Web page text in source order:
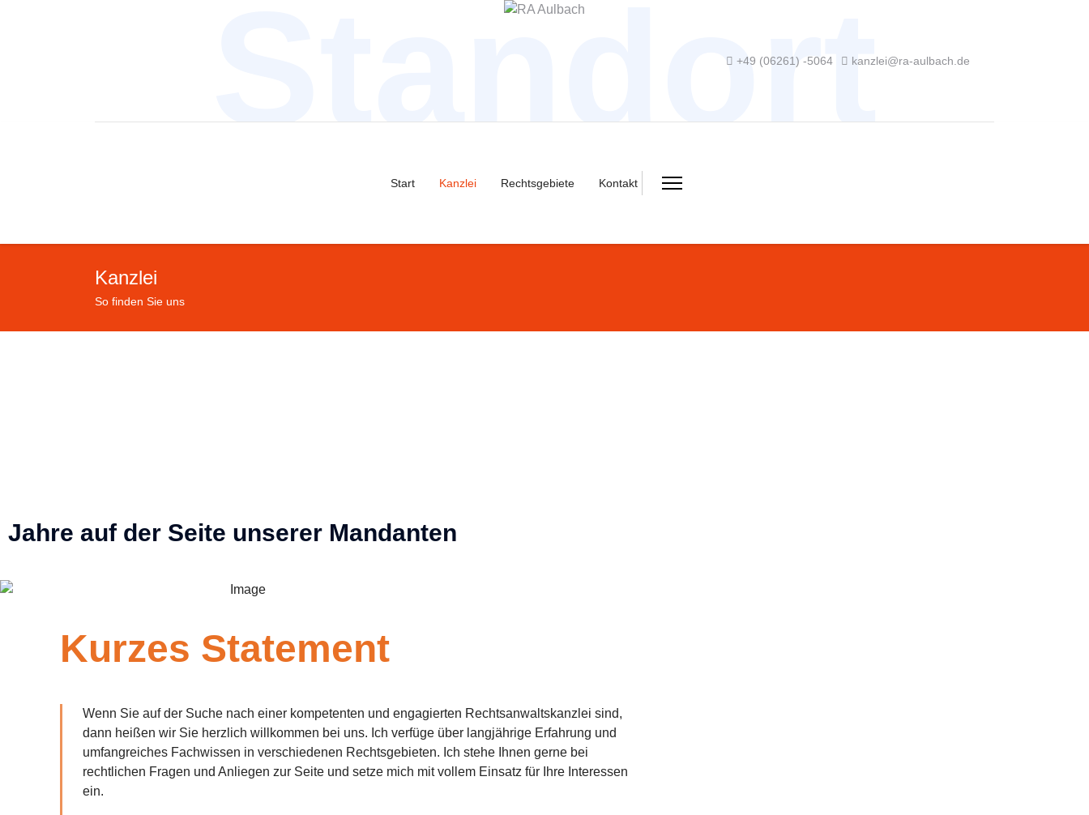
+49 (06261) -5064 kanzlei@ra-aulbach.de
Start Kanzlei Rechtsgebiete Kontakt
Kanzlei
So finden Sie uns
Jahre auf der Seite unserer Mandanten
Kurzes Statement
Wenn Sie auf der Suche nach einer kompetenten und engagierten Rechtsanwaltskanzlei sind,
dann heißen wir Sie herzlich willkommen bei uns. Ich verfüge über langjährige Erfahrung und
umfangreiches Fachwissen in verschiedenen Rechtsgebieten. Ich stehe Ihnen gerne bei
rechtlichen Fragen und Anliegen zur Seite und setze mich mit vollem Einsatz für Ihre Interessen
ein.
Standort